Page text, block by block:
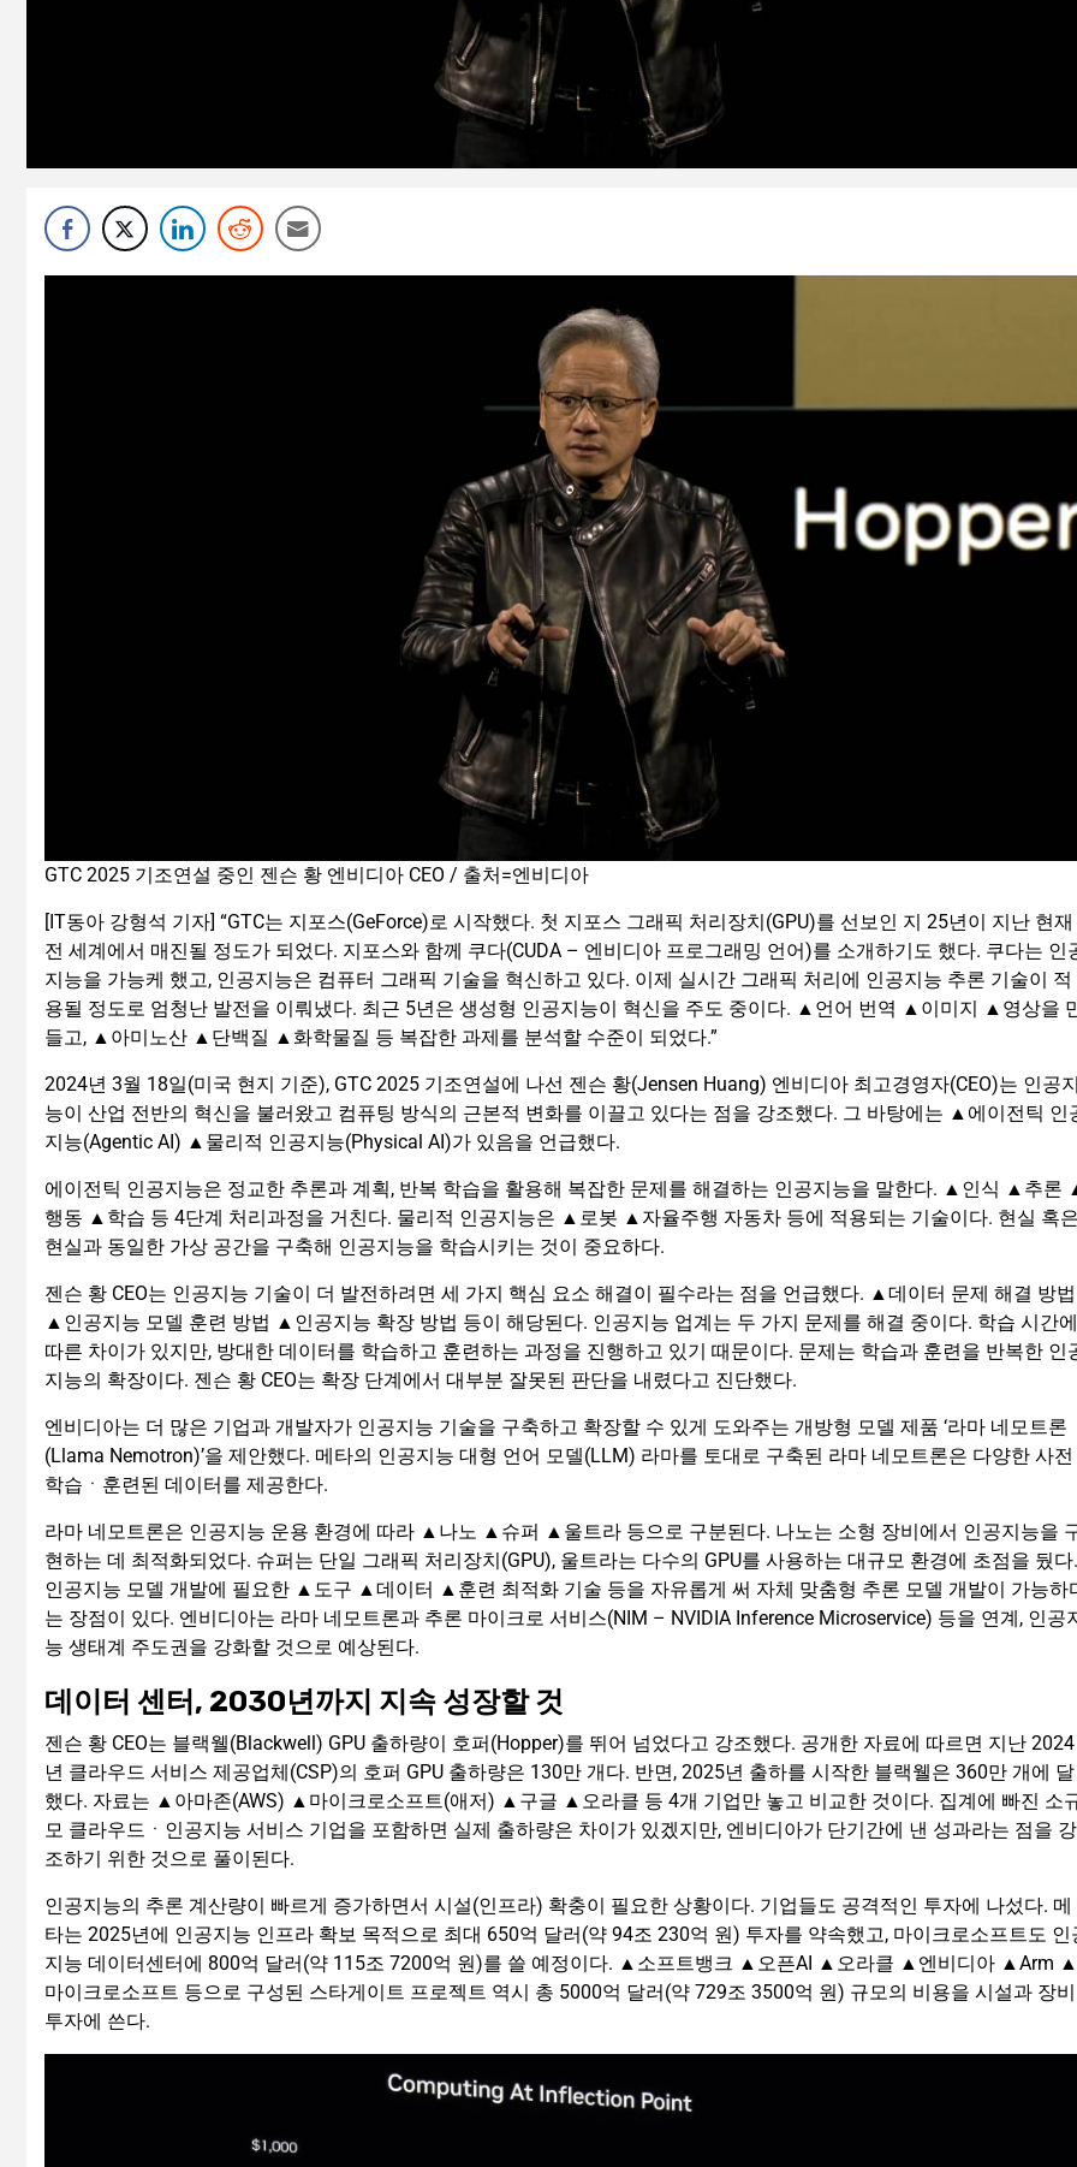
GTC 2025 기조연설 중인 젠슨 황 엔비디아 CEO / 출처=엔비디아
[IT동아 강형석 기자] “GTC는 지포스(GeForce)로 시작했다. 첫 지포스 그래픽 처리장치(GPU)를 선보인 지 25년이 지난 현재
전 세계에서 매진될 정도가 되었다. 지포스와 함께 쿠다(CUDA – 엔비디아 프로그래밍 언어)를 소개하기도 했다. 쿠다는 인
지능을 가능케 했고, 인공지능은 컴퓨터 그래픽 기술을 혁신하고 있다. 이제 실시간 그래픽 처리에 인공지능 추론 기술이 적
용될 정도로 엄청난 발전을 이뤄냈다. 최근 5년은 생성형 인공지능이 혁신을 주도 중이다. ▲언어 번역 ▲이미지 ▲영상을
들고, ▲아미노산 ▲단백질 ▲화학물질 등 복잡한 과제를 분석할 수준이 되었다.”
2024년 3월 18일(미국 현지 기준), GTC 2025 기조연설에 나선 젠슨 황(Jensen Huang) 엔비디아 최고경영자(CEO)는 인공지
능이 산업 전반의 혁신을 불러왔고 컴퓨팅 방식의 근본적 변화를 이끌고 있다는 점을 강조했다. 그 바탕에는 ▲에이전틱 인
지능(Agentic AI) ▲물리적 인공지능(Physical AI)가 있음을 언급했다.
에이전틱 인공지능은 정교한 추론과 계획, 반복 학습을 활용해 복잡한 문제를 해결하는 인공지능을 말한다. ▲인식 ▲추론
행동 ▲학습 등 4단계 처리과정을 거친다. 물리적 인공지능은 ▲로봇 ▲자율주행 자동차 등에 적용되는 기술이다. 현실 혹은
현실과 동일한 가상 공간을 구축해 인공지능을 학습시키는 것이 중요하다.
젠슨 황 CEO는 인공지능 기술이 더 발전하려면 세 가지 핵심 요소 해결이 필수라는 점을 언급했다. ▲데이터 문제 해결 방법
▲인공지능 모델 훈련 방법 ▲인공지능 확장 방법 등이 해당된다. 인공지능 업계는 두 가지 문제를 해결 중이다. 학습 시간에
따른 차이가 있지만, 방대한 데이터를 학습하고 훈련하는 과정을 진행하고 있기 때문이다. 문제는 학습과 훈련을 반복한 인
지능의 확장이다. 젠슨 황 CEO는 확장 단계에서 대부분 잘못된 판단을 내렸다고 진단했다.
엔비디아는 더 많은 기업과 개발자가 인공지능 기술을 구축하고 확장할 수 있게 도와주는 개방형 모델 제품 ‘라마 네모트론
(Llama Nemotron)’을 제안했다. 메타의 인공지능 대형 언어 모델(LLM) 라마를 토대로 구축된 라마 네모트론은 다양한 사전
학습ㆍ훈련된 데이터를 제공한다.
라마 네모트론은 인공지능 운용 환경에 따라 ▲나노 ▲슈퍼 ▲울트라 등으로 구분된다. 나노는 소형 장비에서 인공지능을
현하는 데 최적화되었다. 슈퍼는 단일 그래픽 처리장치(GPU), 울트라는 다수의 GPU를 사용하는 대규모 환경에 초점을 뒀다.
인공지능 모델 개발에 필요한 ▲도구 ▲데이터 ▲훈련 최적화 기술 등을 자유롭게 써 자체 맞춤형 추론 모델 개발이 가능하
는 장점이 있다. 엔비디아는 라마 네모트론과 추론 마이크로 서비스(NIM – NVIDIA Inference Microservice) 등을 연계, 인공
능 생태계 주도권을 강화할 것으로 예상된다.
데이터 센터, 2030년까지 지속 성장할 것
젠슨 황 CEO는 블랙웰(Blackwell) GPU 출하량이 호퍼(Hopper)를 뛰어 넘었다고 강조했다. 공개한 자료에 따르면 지난 2024
년 클라우드 서비스 제공업체(CSP)의 호퍼 GPU 출하량은 130만 개다. 반면, 2025년 출하를 시작한 블랙웰은 360만 개에 달
했다. 자료는 ▲아마존(AWS) ▲마이크로소프트(애저) ▲구글 ▲오라클 등 4개 기업만 놓고 비교한 것이다. 집계에 빠진 소
모 클라우드ㆍ인공지능 서비스 기업을 포함하면 실제 출하량은 차이가 있겠지만, 엔비디아가 단기간에 낸 성과라는 점을 강
조하기 위한 것으로 풀이된다.
인공지능의 추론 계산량이 빠르게 증가하면서 시설(인프라) 확충이 필요한 상황이다. 기업들도 공격적인 투자에 나섰다. 메
타는 2025년에 인공지능 인프라 확보 목적으로 최대 650억 달러(약 94조 230억 원) 투자를 약속했고, 마이크로소프트도 인
지능 데이터센터에 800억 달러(약 115조 7200억 원)를 쓸 예정이다. ▲소프트뱅크 ▲오픈AI ▲오라클 ▲엔비디아 ▲Arm ▲
마이크로소프트 등으로 구성된 스타게이트 프로젝트 역시 총 5000억 달러(약 729조 3500억 원) 규모의 비용을 시설과 장비
투자에 쓴다.